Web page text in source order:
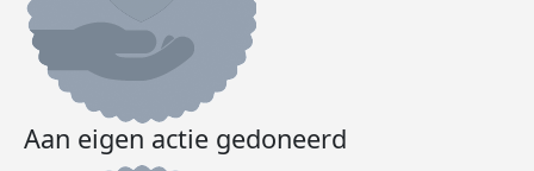
Aan eigen actie gedoneerd